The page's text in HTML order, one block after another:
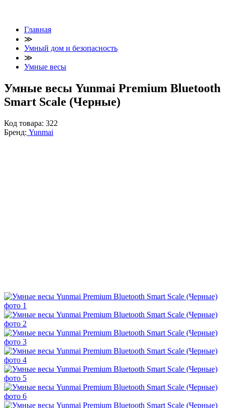
Главная
≫
Умный дом и безопасность
≫
Умные весы
Умные весы Yunmai Premium Bluetooth
Smart Scale (Черные)
Код товара: 322
Бренд: Yunmai